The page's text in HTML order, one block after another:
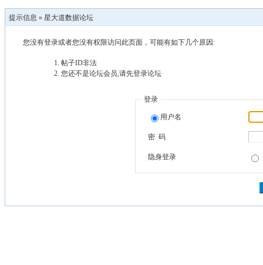
提示信息 » 星大道数据论坛
您没有登录或者您没有权限访问此页面，可能有如下几个原因:
帖子ID非法
您还不是论坛会员,请先登录论坛
登录
用户名
密 码
隐身登录